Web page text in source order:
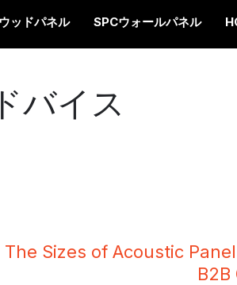
ッドパネル SPCウォールパネル
バイス
The Sizes of Acoustic